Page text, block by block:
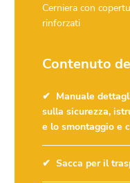
Cerniera con
rinforzati
Contenuto
Manuale
sulla sicurezza,
e lo smontaggio e
Sacca per il